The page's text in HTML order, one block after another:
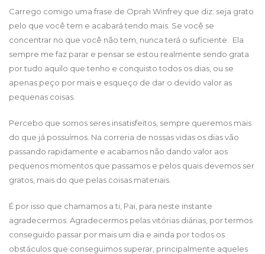
Carrego comigo uma frase de Oprah Winfrey que diz: seja grato
pelo que você tem e acabará tendo mais. Se você se
concentrar no que você não tem, nunca terá o suficiente. Ela
sempre me faz parar e pensar se estou realmente sendo grata
por tudo aquilo que tenho e conquisto todos os dias, ou se
apenas peço por mais e esqueço de dar o devido valor as
pequenas coisas.
Percebo que somos seres insatisfeitos, sempre queremos mais
do que já possuímos. Na correria de nossas vidas os dias vão
passando rapidamente e acabamos não dando valor aos
pequenos momentos que passamos e pelos quais devemos ser
gratos, mais do que pelas coisas materiais.
É por isso que chamamos a ti, Pai, para neste instante
agradecermos. Agradecermos pelas vitórias diárias, por termos
conseguido passar por mais um dia e ainda por todos os
obstáculos que conseguimos superar, principalmente aqueles